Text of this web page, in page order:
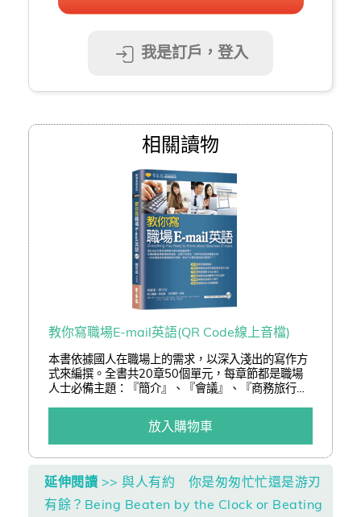
我是訂戶，登入
相關讀物
教你寫職場E-mail英語(QR Code線上音檔)
本書依據國人在職場上的需求，以深入淺出的寫作方
式來編撰。全書共20章50個單元，每章節都是職場
人士必備主題：『簡介』、『會議』、『商務旅行計
『下單』、『付款』、『投訴』、『查核進度』、
『提案』、『報告』、『社交場合』、『應徵工
作』、『協調』、『編列預算』、『銷售信函』、
『行銷』、『要求澄清』、『技術』。
放入購物車
延伸閱讀 >> 與人有約 你是匆匆忙忙還是游刃
有餘？Being Beaten by the Clock or Beating